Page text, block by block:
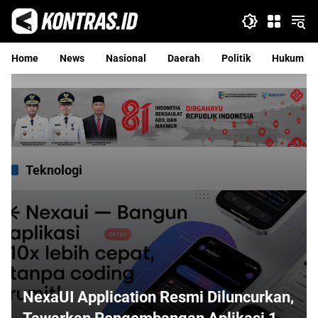
Langsung
konten
Home
News Nasional Daerah Politik Hukum
Teknologi
NexaUI Application Resmi Diluncurkan,